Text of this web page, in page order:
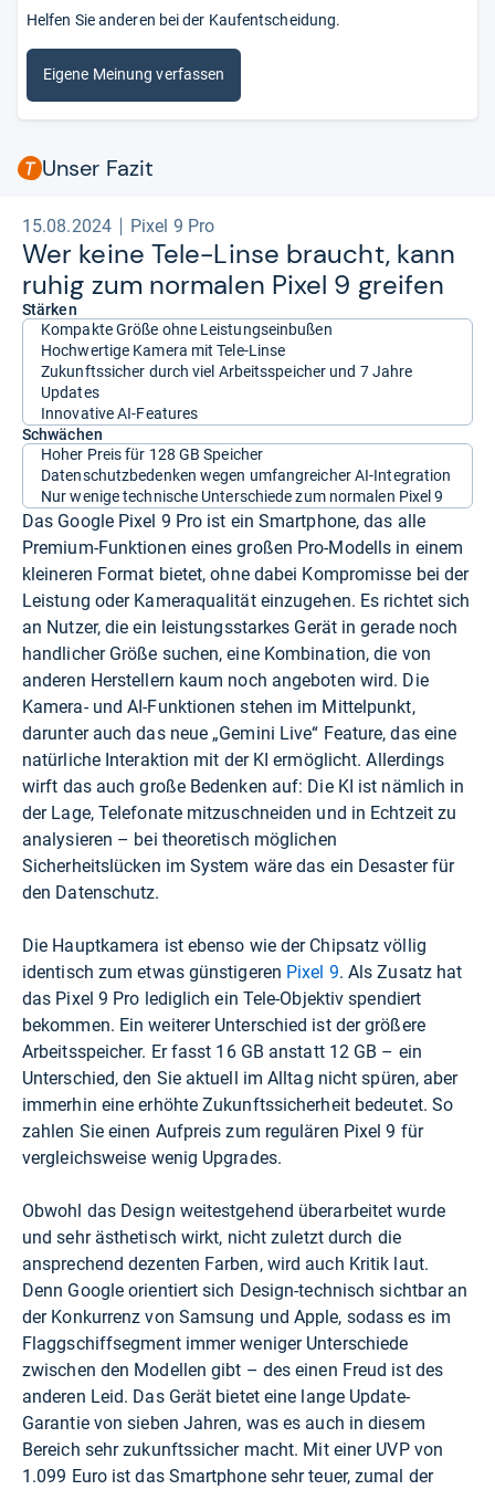
Helfen Sie anderen bei der Kaufentscheidung.
Eigene Meinung verfassen
Unser Fazit
15.08.2024 Pixel 9 Pro
Wer keine Tele-​Linse braucht, kann
ruhig zum nor­ma­len Pixel 9 grei­fen
Stärken
Kompakte Größe ohne Leistungseinbußen
Hochwertige Kamera mit Tele-Linse
Zukunftssicher durch viel Arbeitsspeicher und 7 Jahre
Updates
Innovative AI-Features
Schwächen
Hoher Preis für 128 GB Speicher
Datenschutzbedenken wegen umfangreicher AI-Integration
Nur wenige technische Unterschiede zum normalen Pixel 9
Das Google Pixel 9 Pro ist ein Smartphone, das alle
Premium-Funktionen eines großen Pro-Modells in einem
kleineren Format bietet, ohne dabei Kompromisse bei der
Leistung oder Kameraqualität einzugehen. Es richtet sich
an Nutzer, die ein leistungsstarkes Gerät in gerade noch
handlicher Größe suchen, eine Kombination, die von
anderen Herstellern kaum noch angeboten wird. Die
Kamera- und AI-Funktionen stehen im Mittelpunkt,
darunter auch das neue „Gemini Live“ Feature, das eine
natürliche Interaktion mit der KI ermöglicht. Allerdings
wirft das auch große Bedenken auf: Die KI ist nämlich in
der Lage, Telefonate mitzuschneiden und in Echtzeit zu
analysieren – bei theoretisch möglichen
Sicherheitslücken im System wäre das ein Desaster für
den Datenschutz.
Die Hauptkamera ist ebenso wie der Chipsatz völlig
identisch zum etwas günstigeren Pixel 9. Als Zusatz hat
das Pixel 9 Pro lediglich ein Tele-Objektiv spendiert
bekommen. Ein weiterer Unterschied ist der größere
Arbeitsspeicher. Er fasst 16 GB anstatt 12 GB – ein
Unterschied, den Sie aktuell im Alltag nicht spüren, aber
immerhin eine erhöhte Zukunftssicherheit bedeutet. So
zahlen Sie einen Aufpreis zum regulären Pixel 9 für
vergleichsweise wenig Upgrades.
Obwohl das Design weitestgehend überarbeitet wurde
und sehr ästhetisch wirkt, nicht zuletzt durch die
ansprechend dezenten Farben, wird auch Kritik laut.
Denn Google orientiert sich Design-technisch sichtbar an
der Konkurrenz von Samsung und Apple, sodass es im
Flaggschiffsegment immer weniger Unterschiede
zwischen den Modellen gibt – des einen Freud ist des
anderen Leid. Das Gerät bietet eine lange Update-
Garantie von sieben Jahren, was es auch in diesem
Bereich sehr zukunftssicher macht. Mit einer UVP von
1.099 Euro ist das Smartphone sehr teuer, zumal der